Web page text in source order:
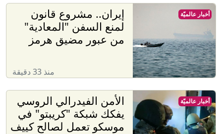
إيران.. مشروع قانون
لمنع السفن "المعادية"
من عبور مضيق هرمز
منذ 33 دقيقة
أخبار عالميّة
الأمن الفيدرالي الروسي
يفكك شبكة "كريبتو" في
موسكو تعمل لصالح كييف
أخبار عالميّة